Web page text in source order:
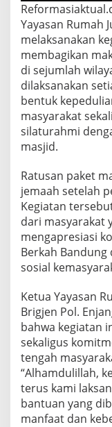
Yayasan Rumah
melaksanakan
membagikan
di sejumlah
dilaksanakan
bentuk
masyarakat
silaturahmi
masjid.
Ratusan paket
jemaah setelah
Kegiatan
dari masyarakat
mengapresiasi
Berkah
sosial
Ketua Yayasan
Brigjen Pol.
bahwa kegiatan
sekaligus
tengah
“Alhamdulillah,
terus kami
bantuan yang
manfaat dan